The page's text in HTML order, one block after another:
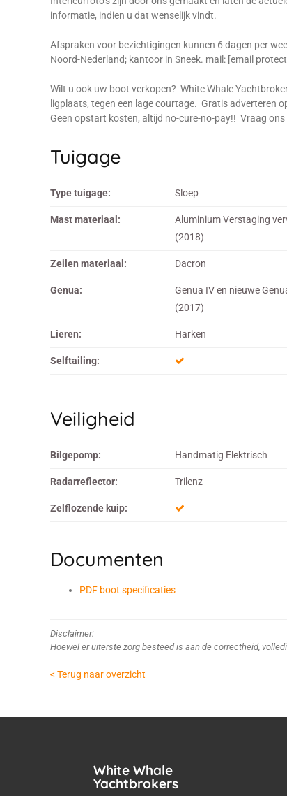
informatie, indien u dat wenselijk vindt.
Afspraken voor bezichtigingen kunnen 6 dagen per
Noord-Nederland; kantoor in Sneek. mail: [email
Wilt u ook uw boot verkopen? White Whale
ligplaats, tegen een lage courtage. Gratis adverteren
Geen opstart kosten, altijd no-cure-no-pay!! Vraag
Tuigage
Type tuigage: Sloep
Mast materiaal:
Aluminium Verstaging
(2018)
Zeilen materiaal: Dacron
Genua:
Genua IV en nieuwe
(2017)
Lieren: Harken
Selftailing:
Veiligheid
Bilgepomp: Handmatig Elektrisch
Radarreflector: Trilenz
Zelflozende kuip:
Documenten
PDF boot specificaties
Disclaimer:
Hoewel er uiterste zorg besteed is aan de correctheid,
< Terug naar overzicht
White Whale
Yachtbrokers